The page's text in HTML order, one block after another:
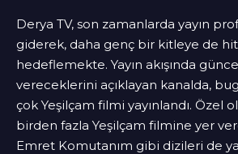
Derya TV, son zamanlarda yayın
giderek, daha genç bir kitleye de
hedeflemekte. Yayın akışında
vereceklerini açıklayan kanalda,
çok Yeşilçam filmi yayınlandı. Özel
birden fazla Yeşilçam filmine yer
Emret Komutanım gibi dizileri de